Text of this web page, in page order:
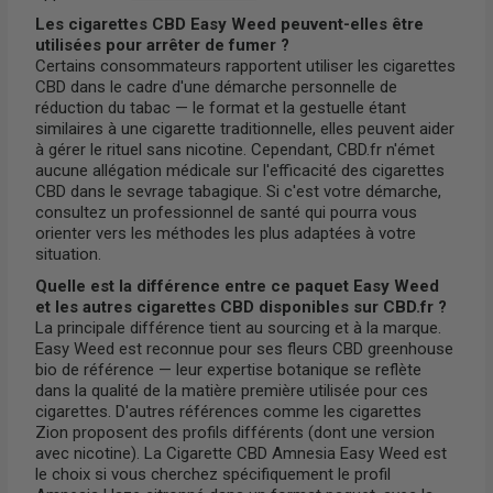
Les cigarettes CBD Easy Weed peuvent-elles être
utilisées pour arrêter de fumer ?
Certains consommateurs rapportent utiliser les cigarettes
CBD dans le cadre d'une démarche personnelle de
réduction du tabac — le format et la gestuelle étant
similaires à une cigarette traditionnelle, elles peuvent aider
à gérer le rituel sans nicotine. Cependant, CBD.fr n'émet
aucune allégation médicale sur l'efficacité des cigarettes
CBD dans le sevrage tabagique. Si c'est votre démarche,
consultez un professionnel de santé qui pourra vous
orienter vers les méthodes les plus adaptées à votre
situation.
Quelle est la différence entre ce paquet Easy Weed
et les autres cigarettes CBD disponibles sur CBD.fr ?
La principale différence tient au sourcing et à la marque.
Easy Weed est reconnue pour ses fleurs CBD greenhouse
bio de référence — leur expertise botanique se reflète
dans la qualité de la matière première utilisée pour ces
cigarettes. D'autres références comme les cigarettes
Zion proposent des profils différents (dont une version
avec nicotine). La Cigarette CBD Amnesia Easy Weed est
le choix si vous cherchez spécifiquement le profil